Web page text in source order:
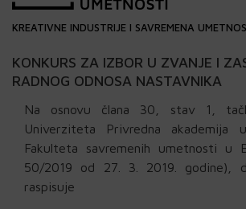
KREATIVNE INDUSTRIJE I SAVREMENA
KONKURS ZA IZBOR U ZVANJE I
RADNOG ODNOSA NASTAVNIKA
Na osnovu člana 30, stav 1,
Univerziteta Privredna akademija
Fakulteta savremenih umetnosti u
50/2019 od 27. 3. 2019. godine),
raspisuje